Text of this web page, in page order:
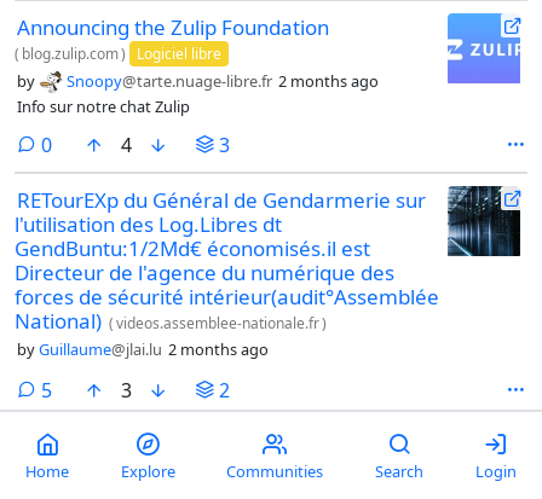
Announcing the Zulip Foundation
( blog.zulip.com) Logiciel libre
by Snoopy@tarte.nuage-libre.fr 2 months ago
Info sur notre chat Zulip
0comments
4 3
RETourEXp du Général de Gendarmerie sur
l'utilisation des Log.Libres dt
GendBuntu:1/2Md€ économisés.il est
Directeur de l'agence du numérique des
forces de sécurité intérieur(audit°Assemblée
National) (videos.assemblee-nationale.fr)
byGuillaume@jlai.lu 2 months ago
5comments
3 2
IA au Kenya: derrière les entreprises de
sous-traitance, l'essor d'une nouvelle classe
Home Explore Communities Search Login